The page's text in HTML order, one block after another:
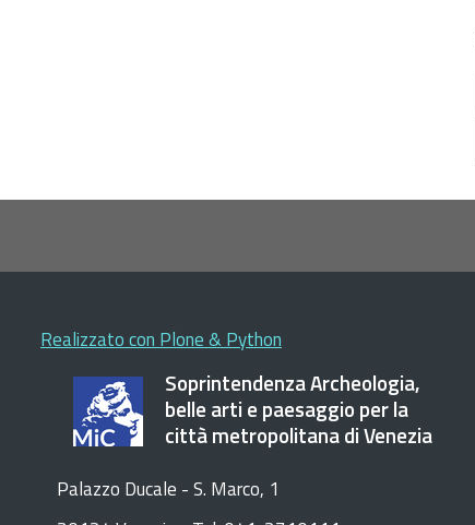
Realizzato con Plone & Python
Soprintendenza Archeologia,
belle arti e paesaggio per la
città metropolitana di Venezia
Palazzo Ducale - S. Marco, 1